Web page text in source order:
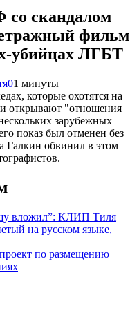
скандалом
фильм
убийцах ЛГБТ
01 минуты
которые охотятся на
открывают "отношения
зарубежных
показ был отменен без
Галкин обвинил в этом
вложил”: КЛИП Тиля
на русском языке,
по размещению